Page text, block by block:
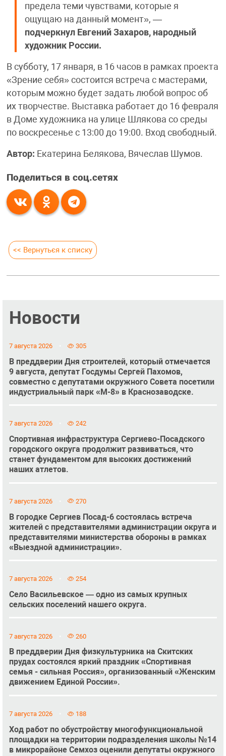
предела теми чувствами, которые я
ощущаю на данный момент», —
подчеркнул Евгений Захаров, народный
художник России.
В субботу, 17 января, в 16 часов в рамках проекта
«Зрение себя» состоится встреча с мастерами,
которым можно будет задать любой вопрос об
их творчестве. Выставка работает до 16 февраля
в Доме художника на улице Шлякова со среды
по воскресенье с 13:00 до 19:00. Вход свободный.
Автор: Екатерина Белякова, Вячеслав Шумов.
Поделиться в соц.сетях
<< Вернуться к списку
Новости
7 августа 2026 305
В преддверии Дня строителей, который отмечается
9 августа, депутат Госдумы Сергей Пахомов,
совместно с депутатами окружного Совета посетили
индустриальный парк «М-8» в Краснозаводске.
7 августа 2026 242
Спортивная инфраструктура Сергиево-Посадского
городского округа продолжит развиваться, что
станет фундаментом для высоких достижений
наших атлетов.
7 августа 2026 270
В городке Сергиев Посад-6 состоялась встреча
жителей с представителями администрации округа и
представителями министерства обороны в рамках
«Выездной администрации».
7 августа 2026 254
Село Васильевское — одно из самых крупных
сельских поселений нашего округа.
7 августа 2026 260
В преддверии Дня физкультурника на Скитских
прудах состоялся яркий праздник «Спортивная
семья - сильная Россия», организованный «Женским
движением Единой России».
7 августа 2026 188
Ход работ по обустройству многофункциональной
площадки на территории подразделения школы №14
в микрорайоне Семхоз оценили депутаты окружного